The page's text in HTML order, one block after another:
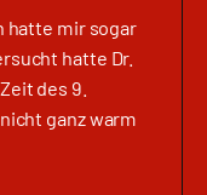
hatte mir sogar
hatte Dr.
des 9.
ganz warm